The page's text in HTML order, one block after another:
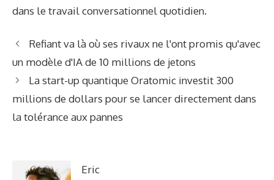
dans le travail conversationnel quotidien.
Refiant va là où ses rivaux ne l'ont promis qu'avec
un modèle d'IA de 10 millions de jetons
La start-up quantique Oratomic investit 300
millions de dollars pour se lancer directement dans
la tolérance aux pannes
Eric